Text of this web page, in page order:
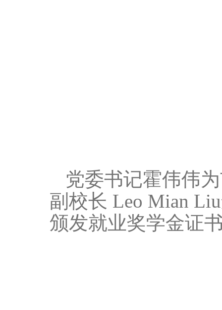
党委书记霍伟伟
副校长 Leo Mian Liu
颁发就业奖学金证